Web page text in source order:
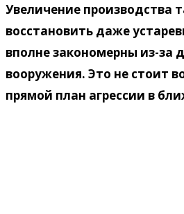
Увеличение производства
восстановить даже
вполне закономерны из-за
вооружения. Это не стоит
прямой план агрессии в